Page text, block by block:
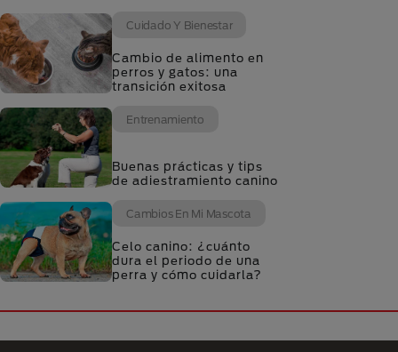
Cuidado Y Bienestar
Cambio de alimento en
perros y gatos: una
transición exitosa
Entrenamiento
Buenas prácticas y tips
de adiestramiento canino
Cambios En Mi Mascota
Celo canino: ¿cuánto
dura el periodo de una
perra y cómo cuidarla?